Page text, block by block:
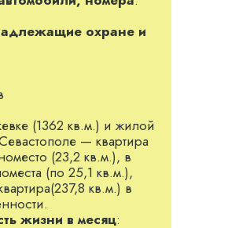
— УКБ». Тоді ж
у VI скликанні —
році він був 419-м у
політичних партій.
охране и
(1362 кв.м.) и жилой
— квартира
(23,2 кв.м.), в
(по 25,1 кв.м.),
кв.м.) в
жизни в месяц: